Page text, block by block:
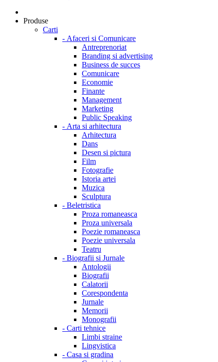
Produse
Carti
- Afaceri si Comunicare
Antreprenoriat
Branding si advertising
Business de succes
Comunicare
Economie
Finante
Management
Marketing
Public Speaking
- Arta si arhitectura
Arhitectura
Dans
Desen si pictura
Film
Fotografie
Istoria artei
Muzica
Sculptura
- Beletristica
Proza romaneasca
Proza universala
Poezie romaneasca
Poezie universala
Teatru
- Biografii si Jurnale
Antologii
Biografii
Calatorii
Corespondenta
Jurnale
Memorii
Monografii
- Carti tehnice
Limbi straine
Lingvistica
- Casa si gradina